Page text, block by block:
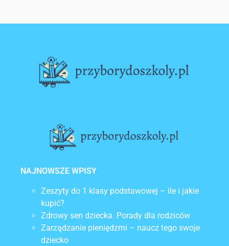
ullamcorper mattis, pulvinar dapibus leo.
NAJNOWSZE WPISY
Zeszyty do 1 klasy podstawowej – ile i jakie
kupić?
Zdrowy sen dziecka. Porady dla rodziców
Zarządzanie pieniędzmi – naucz tego swoje
dziecko